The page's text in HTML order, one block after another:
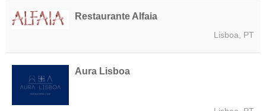
Restaurante Alfaia
Lisboa, PT
Aura Lisboa